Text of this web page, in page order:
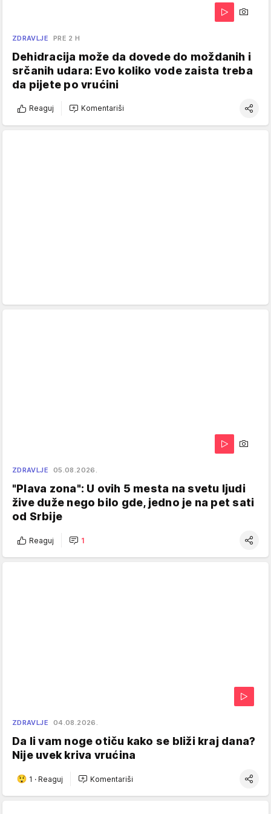
ZDRAVLJE PRE 2 H
Dehidracija može da dovede do moždanih i
srčanih udara: Evo koliko vode zaista treba
da pijete po vrućini
Reaguj Komentariši
ZDRAVLJE 05.08.2026.
"Plava zona": U ovih 5 mesta na svetu ljudi
žive duže nego bilo gde, jedno je na pet sati
od Srbije
Reaguj 1
ZDRAVLJE 04.08.2026.
Da li vam noge otiču kako se bliži kraj dana?
Nije uvek kriva vrućina
1 · Reaguj Komentariši